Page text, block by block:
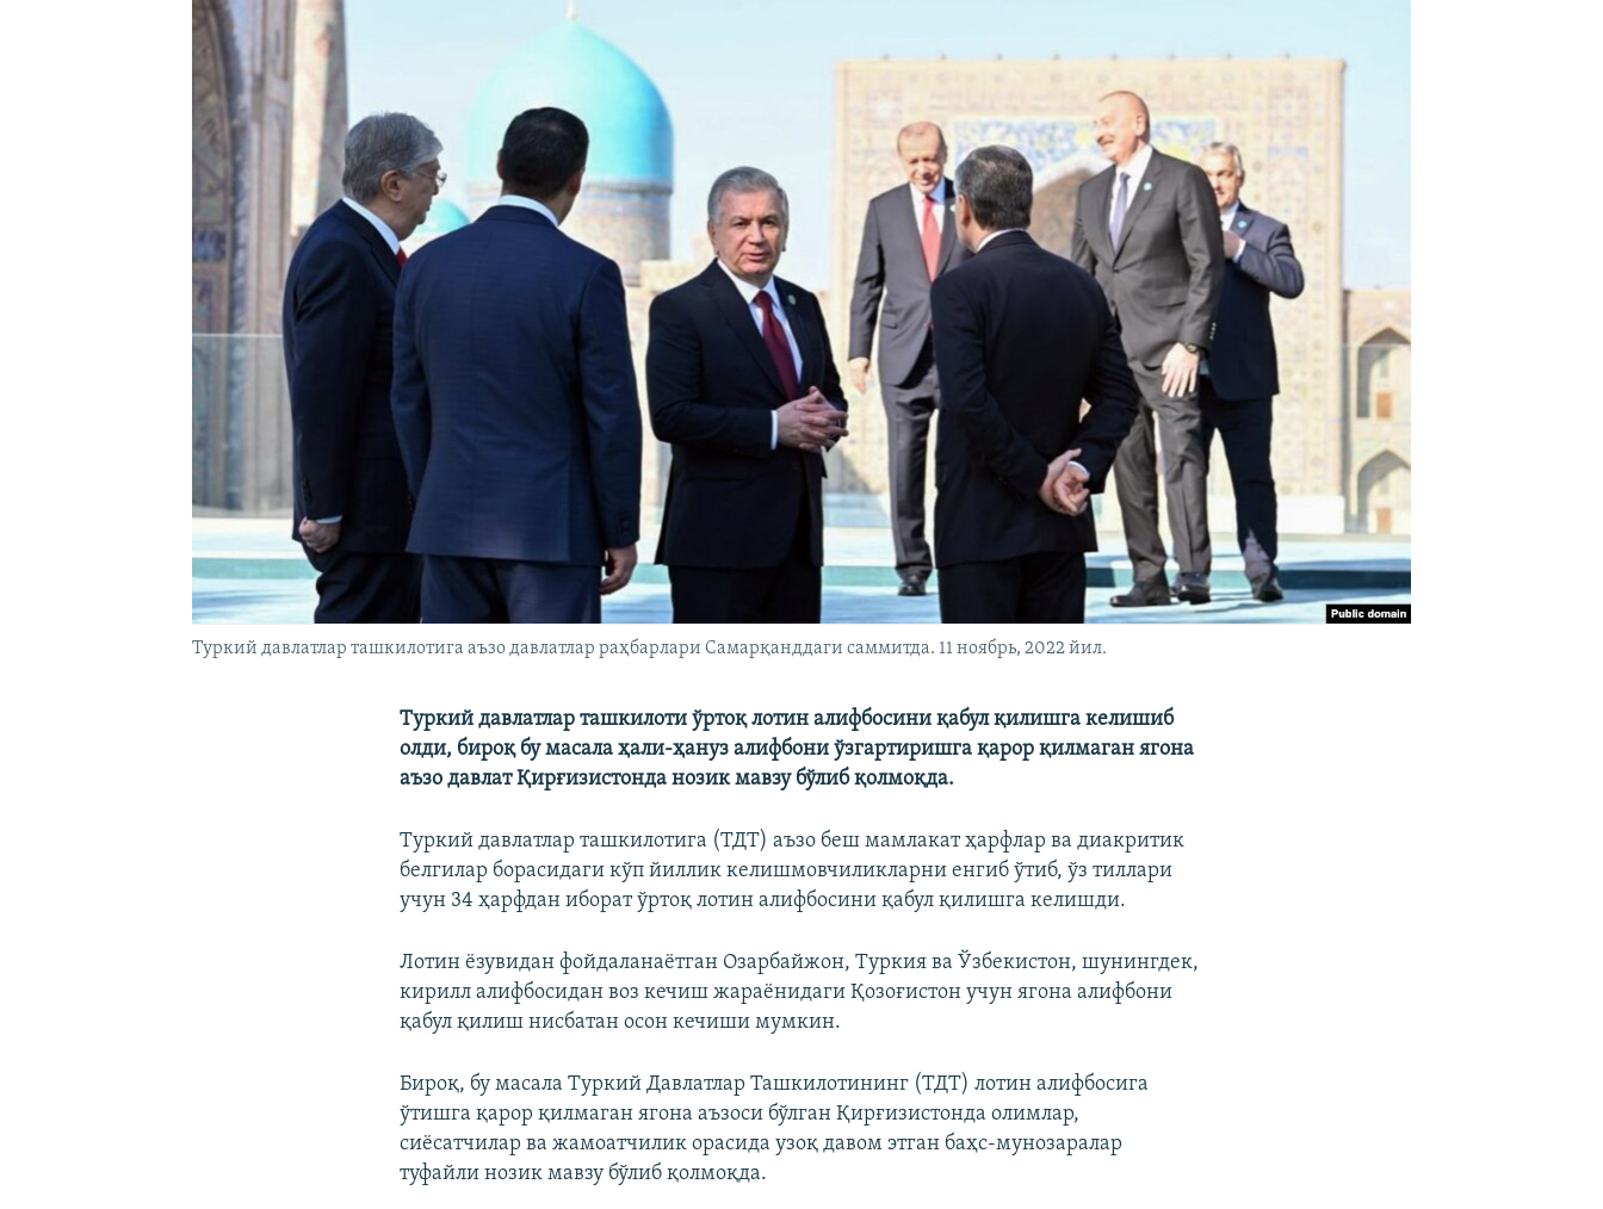
Туркий давлатлар ташкилотига аъзо давлатлар раҳбарлари Самарқанддаги саммитда. 11 ноябрь, 2022 йил.
Туркий давлатлар ташкилоти ўртоқ лотин алифбосини қабул қилишга келишиб
олди, бироқ бу масала ҳали-ҳануз алифбони ўзгартиришга қарор қилмаган ягона
аъзо давлат Қирғизистонда нозик мавзу бўлиб қолмоқда.
Туркий давлатлар ташкилотига (ТДТ) аъзо беш мамлакат ҳарфлар ва диакритик
белгилар борасидаги кўп йиллик келишмовчиликларни енгиб ўтиб, ўз тиллари
учун 34 ҳарфдан иборат ўртоқ лотин алифбосини қабул қилишга келишди.
Лотин ёзувидан фойдаланаётган Озарбайжон, Туркия ва Ўзбекистон, шунингдек,
кирилл алифбосидан воз кечиш жараёнидаги Қозоғистон учун ягона алифбони
қабул қилиш нисбатан осон кечиши мумкин.
Бироқ, бу масала Туркий Давлатлар Ташкилотининг (ТДТ) лотин алифбосига
ўтишга қарор қилмаган ягона аъзоси бўлган Қирғизистонда олимлар,
сиёсатчилар ва жамоатчилик орасида узоқ давом этган баҳс-мунозаралар
туфайли нозик мавзу бўлиб қолмоқда.